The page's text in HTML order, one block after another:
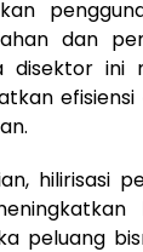
dan
disektor ini
hilirisasi
peluang